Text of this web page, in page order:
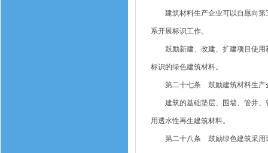
建筑材料生产企业可以自愿向第
系开展标识工作。
鼓励新建、改建、扩建项目使用
标识的绿色建筑材料。
第二十七条 鼓励建筑材料生产企
建筑的基础垫层、围墙、管井、
用透水性再生建筑材料。
第二十八条 鼓励绿色建筑采用装